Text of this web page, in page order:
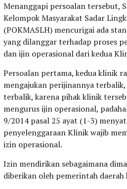
Menanggapi persoalan tersebut,
Kelompok Masyarakat Sadar
(POKMASLH) mencurigai ada
yang dilanggar terhadap proses
dan ijin operasional dari kedua
Persoalan pertama, kedua klinik
mengajukan perijinannya terbalik,
terbalik, karena pihak klinik
mengurus ijin operasional,
9/2014 pasal 25 ayat (1-3)
penyelenggaraan Klinik wajib
izin operasional.
Izin mendirikan sebagaimana
diberikan oleh pemerintah